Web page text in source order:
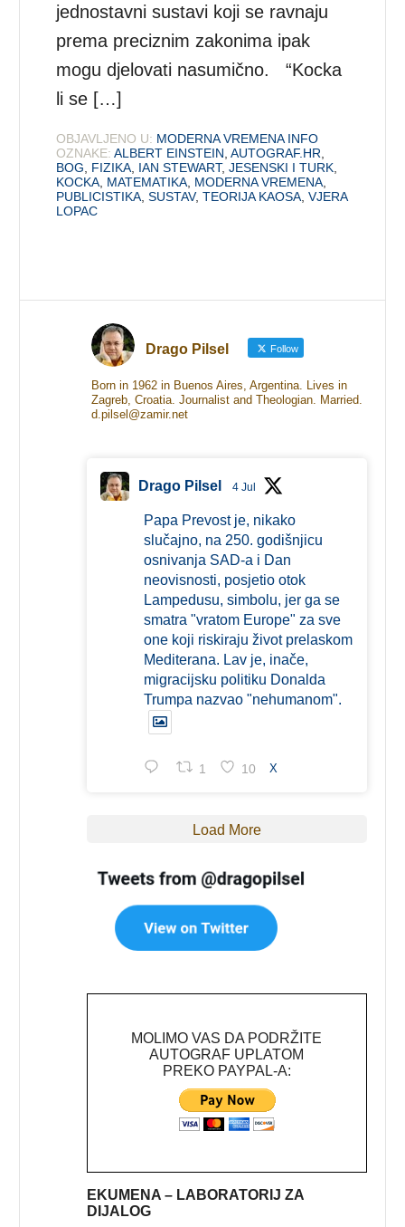
jednostavni sustavi koji se ravnaju
prema preciznim zakonima ipak
mogu djelovati nasumično. “Kocka
li se […]
OBJAVLJENO U: MODERNA VREMENA INFO
OZNAKE: ALBERT EINSTEIN ,AUTOGRAF.HR
BOG
FIZIKA IAN STEWART,JESENSKI I TURK
KOCKA MATEMATIKA MODERNA VREMENA
PUBLICISTIKA ,SUSTAV,TEORIJA KAOSA ,VJERA
LOPAC
Drago Pilsel Follow
Born in 1962 in Buenos Aires, Argentina. Lives in
Zagreb, Croatia. Journalist and Theologian. Married.
d.pilsel@zamir.net
Drago Pilsel 4 Jul
Papa Prevost je, nikako
slučajno, na 250. godišnjicu
osnivanja SAD-a i Dan
neovisnosti, posjetio otok
Lampedusu, simbolu, jer ga se
smatra "vratom Europe" za sve
one koji riskiraju život prelaskom
Mediterana. Lav je, inače,
migracijsku politiku Donalda
Trumpa nazvao "nehumanom".
1 10 X
Load More
MOLIMO VAS DA PODRŽITE
AUTOGRAF UPLATOM
PREKO PAYPAL-A:
EKUMENA – LABORATORIJ ZA
DIJALOG